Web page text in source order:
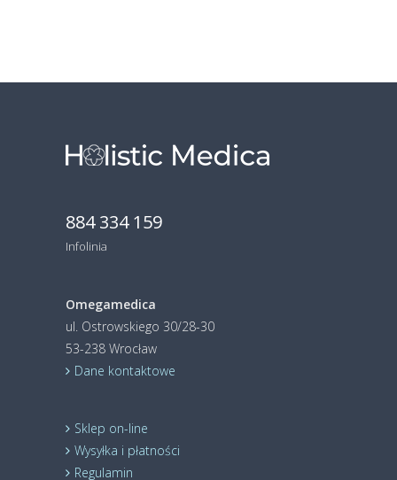
884 334 159
Infolinia
Omegamedica
ul. Ostrowskiego 30/28-30
53-238 Wrocław
Dane kontaktowe
Sklep on-line
Wysyłka i płatności
Regulamin